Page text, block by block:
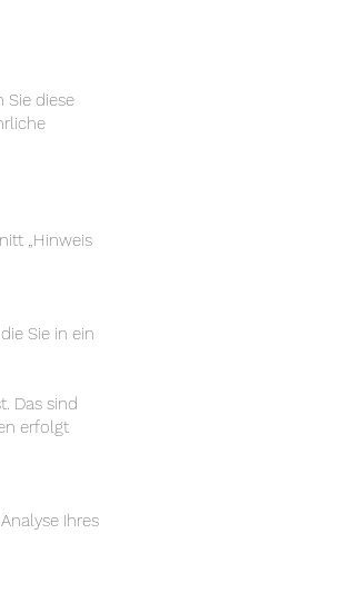
Sie diese
„Hinweis
Sie in ein
Das sind
erfolgt
Ihres